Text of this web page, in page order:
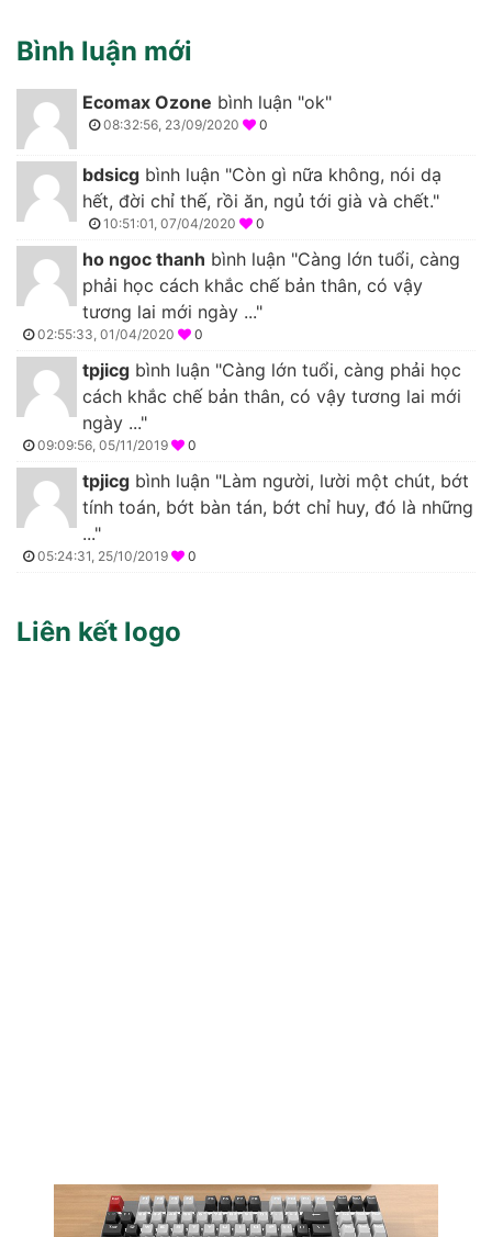
Bình luận mới
Ecomax Ozone bình luận "ok"
08:32:56, 23/09/2020 0
bdsicg bình luận "Còn gì nữa không, nói dạ
hết, đời chỉ thế, rồi ăn, ngủ tới già và chết."
10:51:01, 07/04/2020 0
ho ngoc thanh bình luận "Càng lớn tuổi, càng
phải học cách khắc chế bản thân, có vậy
tương lai mới ngày ..."
02:55:33, 01/04/2020 0
tpjicg bình luận "Càng lớn tuổi, càng phải học
cách khắc chế bản thân, có vậy tương lai mới
ngày ..."
09:09:56, 05/11/2019 0
tpjicg bình luận "Làm người, lười một chút, bớt
tính toán, bớt bàn tán, bớt chỉ huy, đó là những
..."
05:24:31, 25/10/2019 0
Liên kết logo